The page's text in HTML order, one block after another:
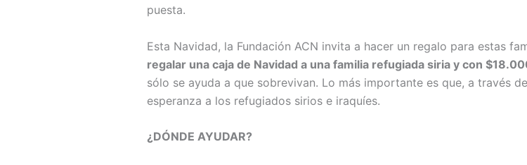
puesta.
Esta Navidad, la Fundación ACN invita a hacer un regalo para estas
regalar una caja de Navidad a una familia refugiada siria y con
sólo se ayuda a que sobrevivan. Lo más importante es que, a través
esperanza a los refugiados sirios e iraquíes.
¿DÓNDE AYUDAR?